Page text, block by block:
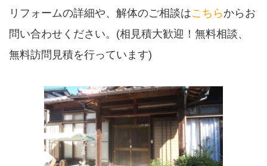
リフォームの詳細や、解体のご相談はこちらからお
問い合わせください。(相見積大歓迎！無料相談、
無料訪問見積を行っています)